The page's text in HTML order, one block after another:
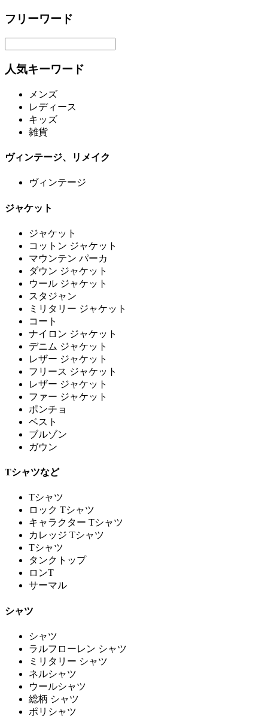
フリーワード
人気キーワード
メンズ
レディース
キッズ
雑貨
ヴィンテージ、リメイク
ヴィンテージ
ジャケット
ジャケット
コットン ジャケット
マウンテン パーカ
ダウン ジャケット
ウール ジャケット
スタジャン
ミリタリー ジャケット
コート
ナイロン ジャケット
デニム ジャケット
レザー ジャケット
フリース ジャケット
レザー ジャケット
ファー ジャケット
ポンチョ
ベスト
ブルゾン
ガウン
Tシャツなど
Tシャツ
ロック Tシャツ
キャラクター Tシャツ
カレッジ Tシャツ
Tシャツ
タンクトップ
ロンT
サーマル
シャツ
シャツ
ラルフローレン シャツ
ミリタリー シャツ
ネルシャツ
ウールシャツ
総柄 シャツ
ポリシャツ